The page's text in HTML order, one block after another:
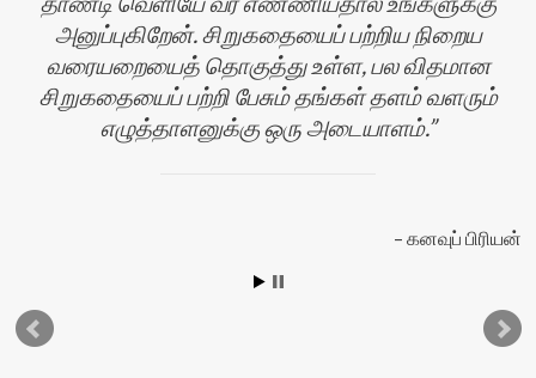
அனுப்புகிறேன். சிறுகதையைப் பற்றிய நிறைய
வரையறையைத் தொகுத்து உள்ள, பல விதமான
சிறுகதையைப் பற்றி பேசும் தங்கள் தளம் வளரும்
எழுத்தாளனுக்கு ஒரு அடையாளம்.
கனவுப் பிரியன்